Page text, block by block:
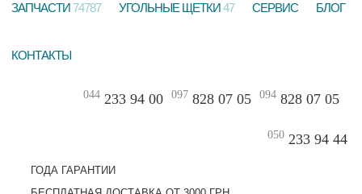
ЗАПЧАСТИ74787 УГОЛЬНЫЕ ЩЕТКИ47 СЕРВИС БЛОГ
КОНТАКТЫ
044233 94 00 097 828 07 05 094828 07 05
050233 94 44
ГОДА ГАРАНТИИ